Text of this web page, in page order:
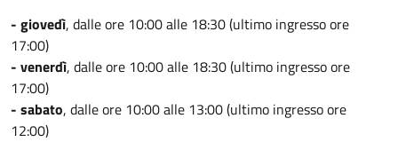
- giovedì, dalle ore 10:00 alle 18:30 (ultimo ingresso ore
17:00)
- venerdì, dalle ore 10:00 alle 18:30 (ultimo ingresso ore
17:00)
- sabato, dalle ore 10:00 alle 13:00 (ultimo ingresso ore
12:00)